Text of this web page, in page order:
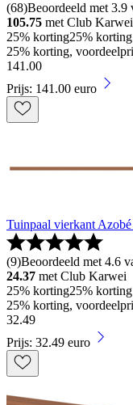
(68)Beoordeeld met 3.9
105.75 met Club Karwei
25% korting25% korting
25% korting,
141.00
Prijs: 141.00 euro
Tuinpaal vierkant
(9)Beoordeeld met 4.6
24.37 met Club Karwei
25% korting25% korting
25% korting,
32.49
Prijs: 32.49 euro